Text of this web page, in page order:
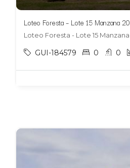
Loteo Foresta – Lote 15 Manzana 20
GUI-184579 0 0